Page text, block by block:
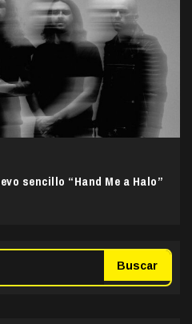
sencillo “Hand Me a Halo”
Buscar